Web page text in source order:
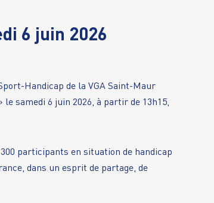
6 juin 2026
Handicap de la VGA Saint-Maur
samedi 6 juin 2026, à partir de 13h15,
participants en situation de handicap
dans un esprit de partage, de